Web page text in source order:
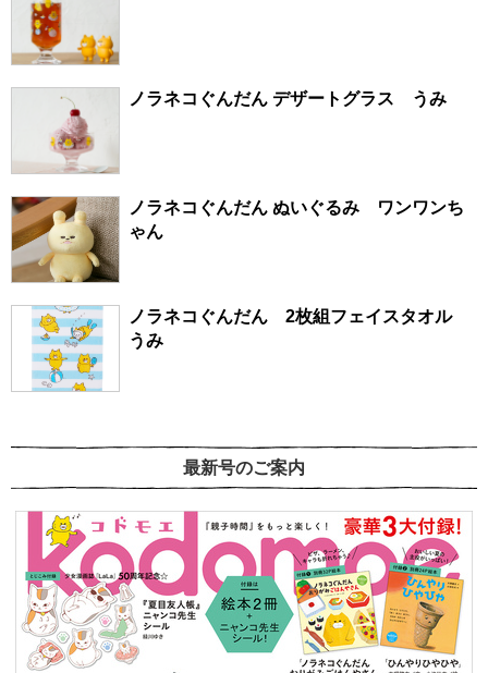
ノラネコぐんだん デザートグラス うみ
ノラネコぐんだん ぬいぐるみ ワンワンち
ゃん
ノラネコぐんだん 2枚組フェイスタオル
うみ
最新号のご案内